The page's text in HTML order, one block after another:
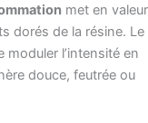
met en valeur
dorés de la résine. Le
moduler l’intensité en
douce, feutrée ou